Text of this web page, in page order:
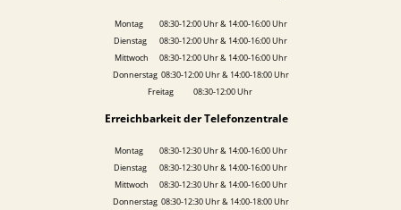
Montag 08:30-12:00 Uhr & 14:00-16:00 Uhr
Dienstag 08:30-12:00 Uhr & 14:00-16:00 Uhr
Mittwoch 08:30-12:00 Uhr & 14:00-16:00 Uhr
Donnerstag 08:30-12:00 Uhr & 14:00-18:00 Uhr
Freitag 08:30-12:00 Uhr
Erreichbarkeit der Telefonzentrale
Montag 08:30-12:30 Uhr & 14:00-16:00 Uhr
Dienstag 08:30-12:30 Uhr & 14:00-16:00 Uhr
Mittwoch 08:30-12:30 Uhr & 14:00-16:00 Uhr
Donnerstag 08:30-12:30 Uhr & 14:00-18:00 Uhr